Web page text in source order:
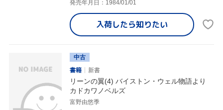
発売年月日：1984/01/01
入荷したら知りたい
中古
書籍
新書
リーンの翼(4) バイストン・ウェル物語より
カドカワノベルズ
富野由悠季